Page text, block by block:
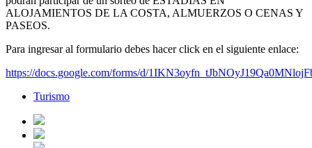
ALOJAMIENTOS DE LA COSTA, ALMUERZOS O CENAS Y
PASEOS.
Para ingresar al formulario debes hacer click en el siguiente enlace:
https://docs.google.com/forms/d/
Turismo